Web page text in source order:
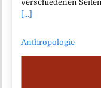
verschiedenen
[...]
Anthropologie